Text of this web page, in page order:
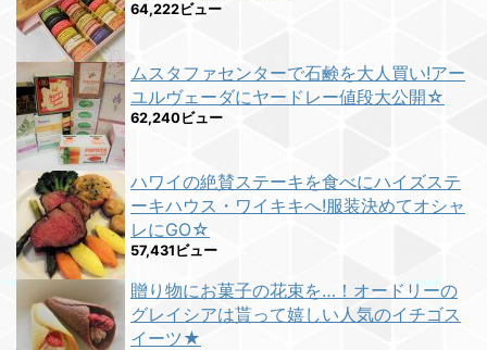
64,222ビュー
ムスタファセンターで石鹸を大人買い!アー
ユルヴェーダにヤードレー値段大公開☆
62,240ビュー
ハワイの絶賛ステーキを食べにハイズステ
ーキハウス・ワイキキへ!服装決めてオシャ
レにGO☆
57,431ビュー
贈り物にお菓子の花束を…！オードリーの
グレイシアは貰って嬉しい人気のイチゴス
イーツ★